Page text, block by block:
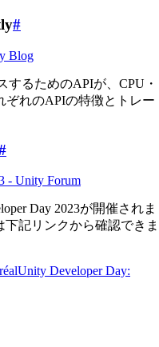
#
Blog
るためのAPIが、CPU・
ぞれのAPIの特徴とトレー
- Unity Forum
Day 2023が開催されま
記リンクから確認できま
Developer Day: